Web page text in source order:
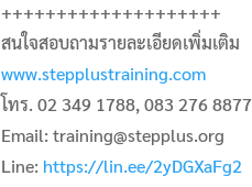
++++++++++++++++++++
สนใจสอบถามรายละเอียดเพิ่มเติม
www.stepplustraining.com
โทร. 02 349 1788, 083 276 8877
Email: training@stepplus.org
Line: https://lin.ee/2yDGXaFg2